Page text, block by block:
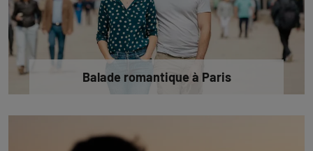
Balade romantique à Paris